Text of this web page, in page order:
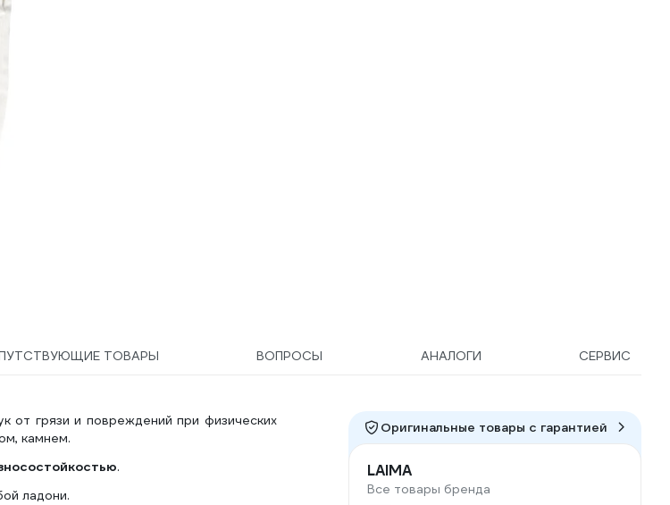
ТОВАРЫ ВОПРОСЫ АНАЛОГИ СЕРВИС
грязи и повреждений при физических
камнем.
.
ладони.
Оригинальные товары c гарантией
LAIMA
Все товары бренда